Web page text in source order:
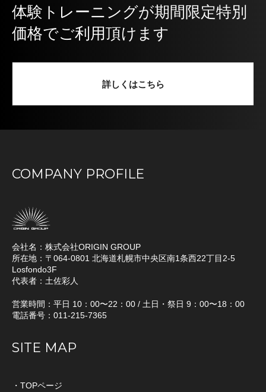
体験トレーニングが期間限定特別
価格でご利用頂けます
詳しくはこちら
COMPANY PROFILE
会社名：株式会社ORIGIN GROUP
所在地：〒064-0801 北海道札幌市中央区南1条西22丁目2-5
Losfondo3F
代表者：土佐彩人
営業時間：平日 10：00〜22：00 / 土日・祭日 9：00〜18：00
電話番号：011-215-7365
SITE MAP
・TOPページ